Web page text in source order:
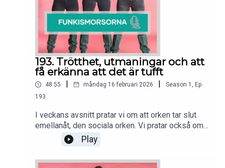
193. Trötthet, utmaningar och att
få erkänna att det är tufft
48:55 måndag 16 februari 2026 Season 1 , Ep.
193
I veckans avsnitt pratar vi om att orken tar slut
emellanåt, den sociala orken. Vi pratar också om
att vardagen är tuff, för oss som föräldrar, för våra
barn och för syskon som kanske hamnar I
kläm.Puss o kram o välkomna till vass nitt 193 av
Play